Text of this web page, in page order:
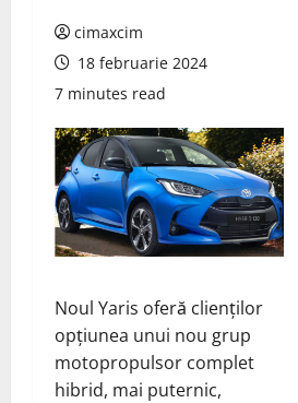
cimaxcim
18 februarie 2024
7 minutes read
Noul Yaris oferă clienților
opțiunea unui nou grup
motopropulsor complet
hibrid, mai puternic,